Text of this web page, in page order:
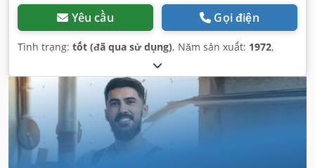
Yêu cầu Gọi điện
Tình trạng: tốt (đã qua sử dụng), Năm sản xuất: 1972,